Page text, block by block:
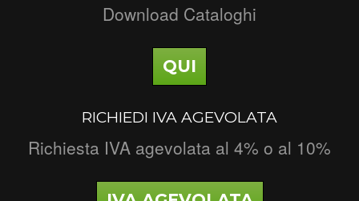
Download Cataloghi
QUI
RICHIEDI IVA AGEVOLATA
Richiesta IVA agevolata al 4% o al 10%